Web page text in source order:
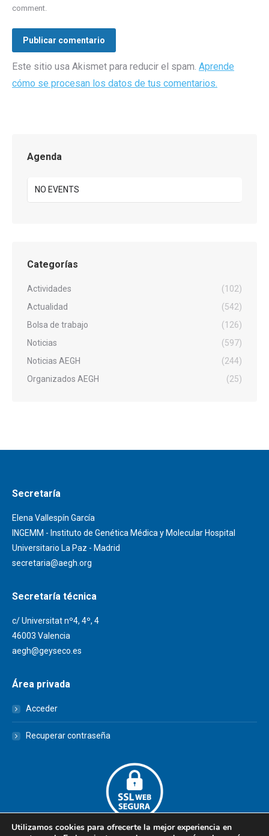
comment.
Publicar comentario
Este sitio usa Akismet para reducir el spam. Aprende
cómo se procesan los datos de tus comentarios.
Agenda
NO EVENTS
Categorías
Actividades
(102)
Actualidad
(542)
Bolsa de trabajo
(126)
Noticias
(597)
Noticias AEGH
(244)
Organizados AEGH
(25)
Secretaría
Elena Vallespín García
INGEMM - Instituto de Genética Médica y Molecular Hospital
Universitario La Paz - Madrid
secretaria@aegh.org
Secretaría técnica
c/ Universitat nº4, 4º, 4
46003 Valencia
aegh@geyseco.es
Área privada
Acceder
Recuperar contraseña
Utilizamos cookies para ofrecerte la mejor experiencia en